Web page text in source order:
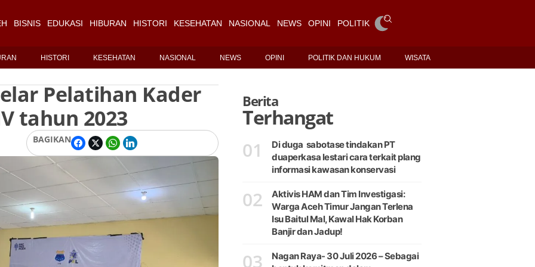
BISNIS EDUKASI HIBURAN HISTORI KESEHATAN NASIONAL NEWS OPINI POLITIK DAN HUKUM
HISTORI KESEHATAN NASIONAL NEWS OPINI POLITIK DAN HUKUM WISATA
Pelatihan Kader
tahun 2023
BAGIKAN
Berita
Terhangat
01
Di duga sabotase tindakan PT
duaperkasa lestari cara terkait plang
informasi kawasan konservasi
02
Aktivis HAM dan Tim Investigasi:
Warga Aceh Timur Jangan Terlena
Isu Baitul Mal, Kawal Hak Korban
Banjir dan Jadup!
03
Nagan Raya- 30 Juli 2026 – Sebagai